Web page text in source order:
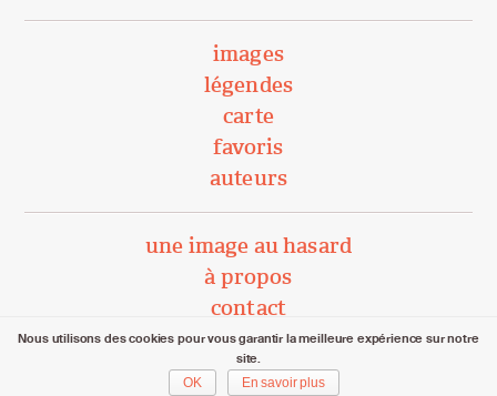
images
légendes
carte
favoris
auteurs
une image au hasard
à propos
contact
unephotoparjour.ch/ 2015 – 2026
Tous droits réservés aux auteurs respectifs.
Nous utilisons des cookies pour vous garantir la meilleure expérience sur notre
site.
OK
En savoir plus